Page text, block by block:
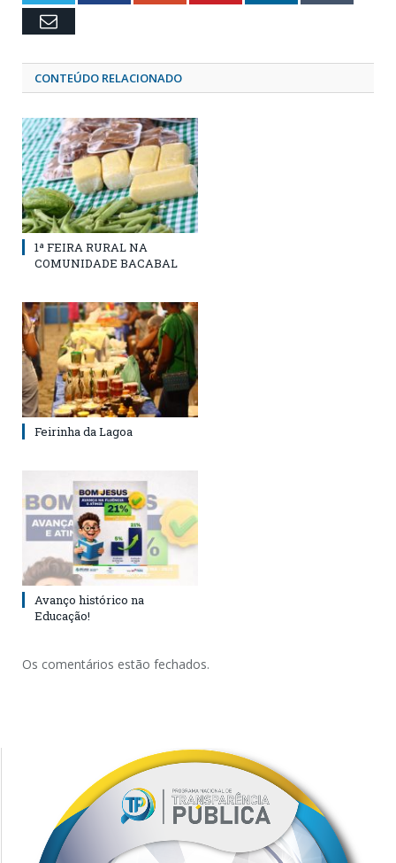
Email
CONTEÚDO RELACIONADO
1ª FEIRA RURAL NA
COMUNIDADE BACABAL
Feirinha da Lagoa
Avanço histórico na
Educação!
Os comentários estão fechados.